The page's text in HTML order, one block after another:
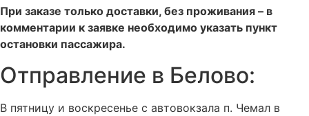
При заказе только доставки, без проживания – в
комментарии к заявке необходимо указать пункт
остановки пассажира.
Отправление в Белово:
В пятницу и воскресенье с автовокзала п. Чемал в